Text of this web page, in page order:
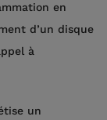
en
d’un disque
à
un